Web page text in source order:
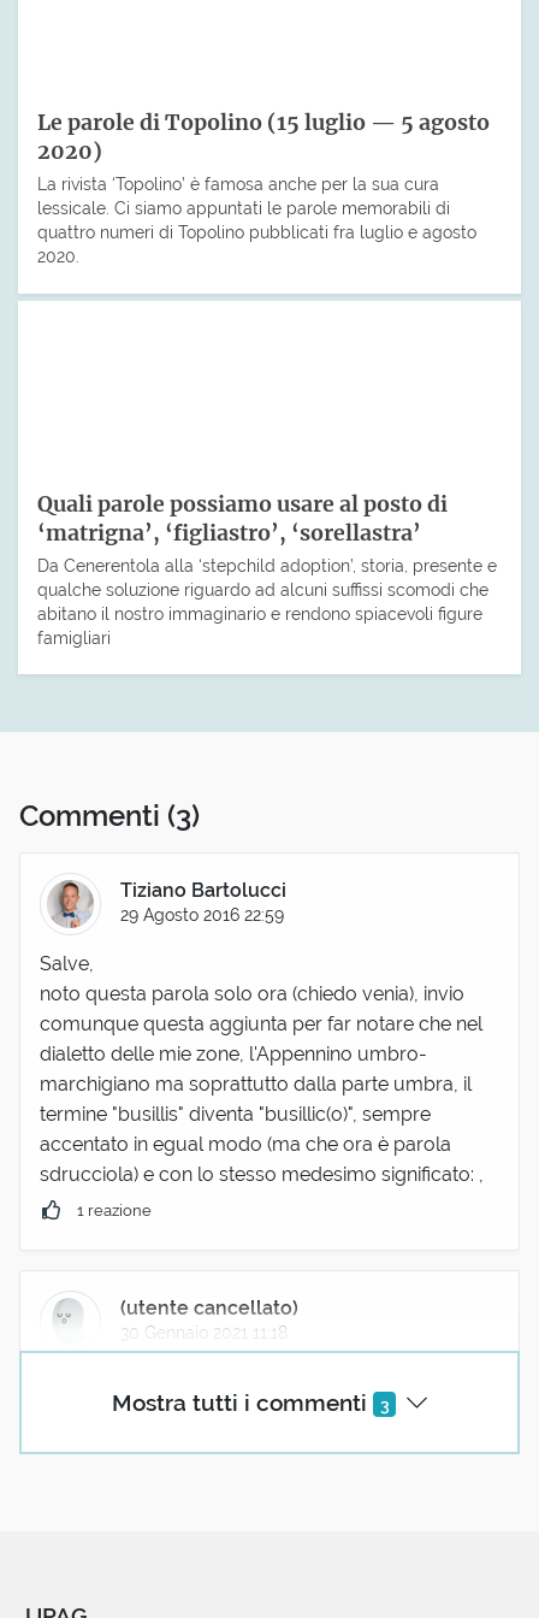
Le parole di Topolino (15 luglio — 5 agosto
2020)
La rivista ‘Topolino’ è famosa anche per la sua cura
lessicale. Ci siamo appuntati le parole memorabili di
quattro numeri di Topolino pubblicati fra luglio e agosto
2020.
Quali parole possiamo usare al posto di
‘matrigna’, ‘figliastro’, ‘sorellastra’
Da Cenerentola alla ‘stepchild adoption’, storia, presente e
qualche soluzione riguardo ad alcuni suffissi scomodi che
abitano il nostro immaginario e rendono spiacevoli figure
famigliari
Commenti (3)
Mostra tutti i commenti 3
Tiziano Bartolucci
29 Agosto 2016 22:59
Salve,
noto questa parola solo ora (chiedo venia), invio
comunque questa aggiunta per far notare che nel
dialetto delle mie zone, l'Appennino umbro-
marchigiano ma soprattutto dalla parte umbra, il
termine "busillis" diventa "busillic(o)", sempre
accentato in egual modo (ma che ora è parola
sdrucciola) e con lo stesso medesimo significato: ,
1 reazione
(utente cancellato)
30 Gennaio 2021 11:18
parecchio, sul Monte Athos.